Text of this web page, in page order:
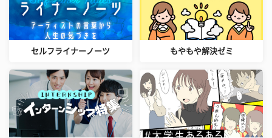
セルフライナーノーツ もやもや解決ゼミ